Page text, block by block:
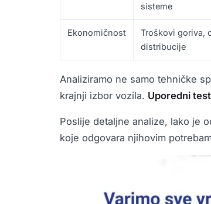
sisteme
Ekonomičnost
Troškovi goriva,
distribucije
Analiziramo ne samo tehničke
krajnji izbor vozila. Uporedni
Poslije detaljne analize, lako je
koje odgovara njihovim